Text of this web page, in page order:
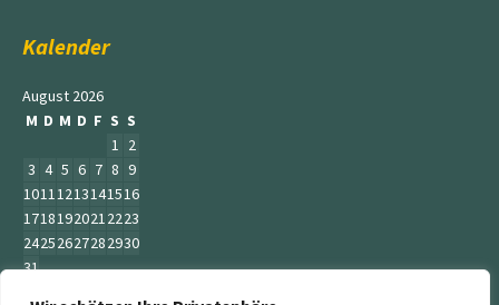
Kalender
August 2026
M D M D F S S
1 2
3 4 5 6 7 8 9
10111213141516
17181920212223
24252627282930
31